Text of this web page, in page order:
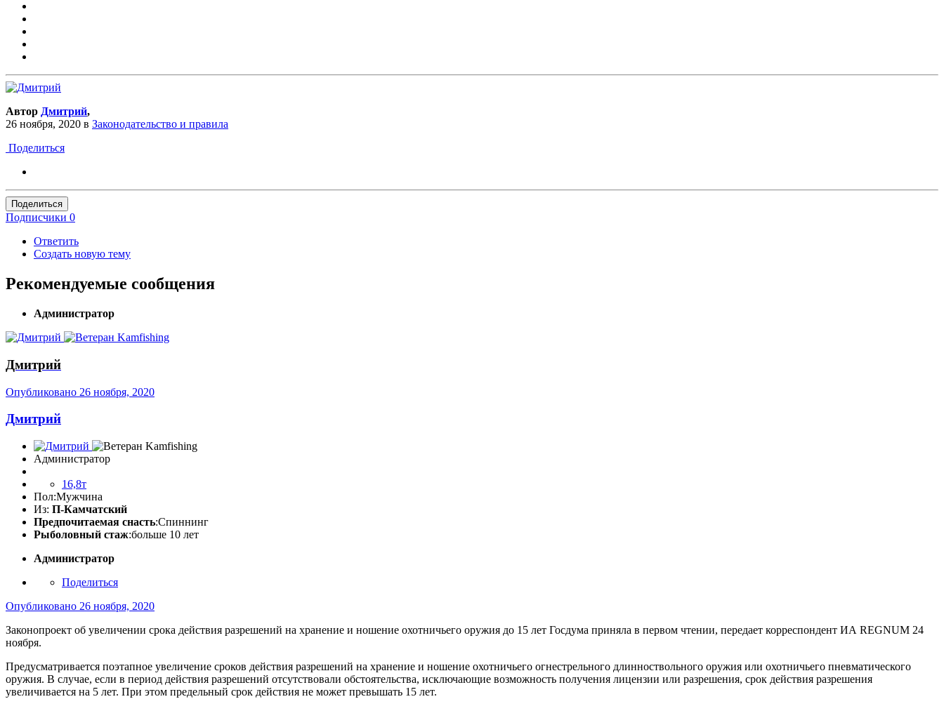
Автор Дмитрий,
26 ноября, 2020 в Законодательство и правила
Поделиться
Поделиться
Подписчики 0
Ответить
Создать новую тему
Рекомендуемые сообщения
Администратор
Дмитрий
Опубликовано 26 ноября, 2020
Дмитрий
Администратор
16,8т
Пол:Мужчина
Из: П-Камчатский
Предпочитаемая снасть:Спиннинг
Рыболовный стаж:больше 10 лет
Администратор
Поделиться
Опубликовано 26 ноября, 2020
Законопроект об увеличении срока действия разрешений на хранение и ношение охотничьего оружия до 15 лет Госдума приняла в первом чтении, передает корреспондент ИА REGNUM 24
ноября.
Предусматривается поэтапное увеличение сроков действия разрешений на хранение и ношение охотничьего огнестрельного длинноствольного оружия или охотничьего пневматического
оружия. В случае, если в период действия разрешений отсутствовали обстоятельства, исключающие возможность получения лицензии или разрешения, срок действия разрешения
увеличивается на 5 лет. При этом предельный срок действия не может превышать 15 лет.